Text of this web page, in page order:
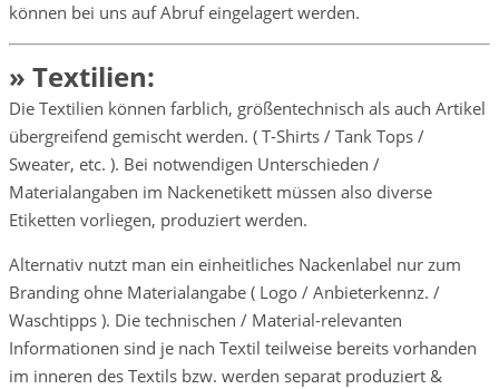
können bei uns auf Abruf eingelagert werden.
» Textilien:
Die Textilien können farblich, größentechnisch als auch Artikel
übergreifend gemischt werden. ( T-Shirts / Tank Tops /
Sweater, etc. ). Bei notwendigen Unterschieden /
Materialangaben im Nackenetikett müssen also diverse
Etiketten vorliegen, produziert werden.
Alternativ nutzt man ein einheitliches Nackenlabel nur zum
Branding ohne Materialangabe ( Logo / Anbieterkennz. /
Waschtipps ). Die technischen / Material-relevanten
Informationen sind je nach Textil teilweise bereits vorhanden
im inneren des Textils bzw. werden separat produziert &